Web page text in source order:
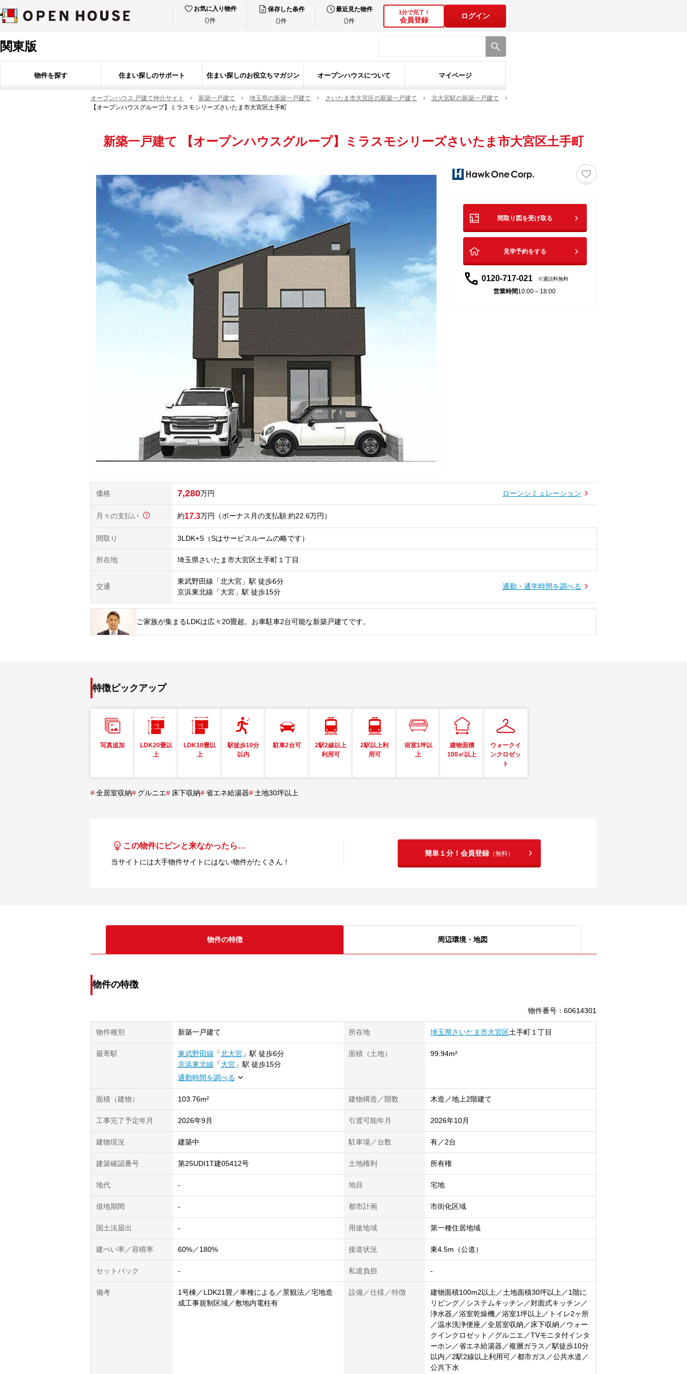
お気に入り物件
0件
保存した条件
0件
最近見た物件
0件
1分で完了！
会員登録
ログイン
関東版
物件を探す 住まい探しのサポート 住まい探しのお役立ちマガジン オープンハウスについて マイページ
オープンハウス 戸建て仲介サイト 新築一戸建て 埼玉県の新築一戸建て さいたま市大宮区の新築一戸建て
北大宮駅の新築一戸建て
【オープンハウスグループ】ミラスモシリーズさいたま市大宮区土手町
新築一戸建て 【オープンハウスグループ】ミラスモシリーズさいたま市大宮区土手町
♡
間取り図を受け取る
見学予約をする
0120-717-021 通話料無料
営業時間10:00～18:00
価格 7,280万円 ローンシミュレーション
月々の支払い 17.3万円 （ボーナス月の支払額:約22.6万円 ）
間取り 3LDK+S（Sはサービスルームの略です）
所在地 埼玉県さいたま市大宮区土手町１丁目
交通
東武野田線「北大宮」駅 徒歩6分
京浜東北線「大宮」駅 徒歩15分
通勤・通学時間を調べる
ご家族が集まるLDKは広々20畳超。お車駐車2台可能な新築戸建てです。
特徴ピックアップ
写真追加
LDK20畳以
上
LDK18畳以
上
駅徒歩10分
以内
駐車2台可
2駅2線以上
利用可
2駅以上利
用可
浴室1坪以
上
建物面積
100㎡以上
ウォークイ
ンクロゼッ
ト
#全居室収納# グルニエ# 床下収納#省エネ給湯器# 土地30坪以上
この物件にピンと来なかったら…
当サイトには大手物件サイトにはない物件がたくさん！
簡単１分！会員登録 （無料）
物件の特徴 周辺環境・地図
物件の特徴
物件番号 ： 60614301
物件種別 新築一戸建て 所在地 埼玉県さいたま市大宮区土手町１丁目
最寄駅 東武野田線 「北大宮」 駅 徒歩6分
京浜東北線 「大宮」 駅 徒歩15分
通勤時間を調べる
面積（土地） 99.94m²
面積（建物） 103.76m² 建物構造／階数 木造／地上2階建て
工事完了予定年月 2026年9月 引渡可能年月 2026年10月
建物現況 建築中 駐車場／台数 有／2台
建築確認番号 第25UDI1T建05412号 土地権利 所有権
地代 - 地目 宅地
借地期間 - 都市計画 市街化区域
国土法届出 - 用途地域 第一種住居地域
建ぺい率／容積率 60%／180% 接道状況 東4.5m（公道）
セットバック - 私道負担 -
備考
1号棟／LDK21畳／車種による／景観法／宅地造
成工事規制区域／敷地内電柱有
設備／仕様／特徴
建物面積100m2以上／土地面積30坪以上／1階に
リビング／システムキッチン／対面式キッチン／
浄水器／浴室乾燥機／浴室1坪以上／トイレ2ヶ所
／温水洗浄便座／全居室収納／床下収納／ウォー
クインクロゼット／グルニエ／TVモニタ付インタ
ーホン／省エネ給湯器／複層ガラス／駅徒歩10分
以内／2駅2線以上利用可／都市ガス／公共水道／
公共下水